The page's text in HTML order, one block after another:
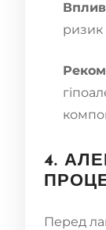
ризик
4.
Перед